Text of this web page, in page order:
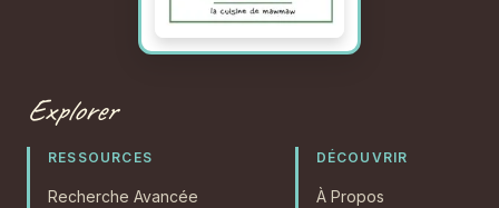
Explorer
RESSOURCES
Recherche Avancée
DÉCOUVRIR
À Propos